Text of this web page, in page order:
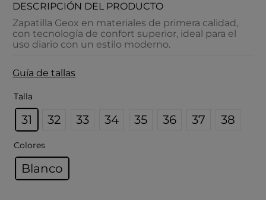
DESCRIPCIÓN DEL PRODUCTO
Zapatilla Geox en materiales de primera calidad,
con tecnología de confort superior, ideal para el
uso diario con un estilo moderno.
Guía de tallas
Talla
31 32 33 34 35 36 37 38
Colores
Blanco